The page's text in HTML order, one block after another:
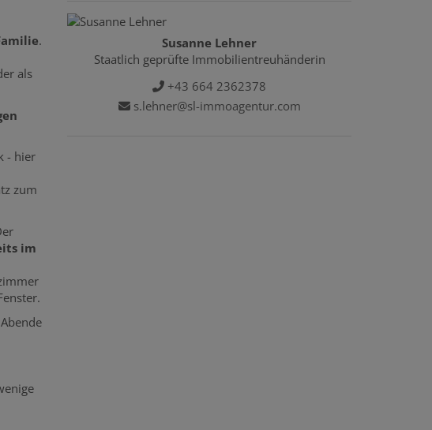
.
als
- hier
zum
im
Susanne Lehner
Staatlich geprüfte Immobilientreuhänderin
+43 664 2362378
s.lehner@sl-immoagentur.com